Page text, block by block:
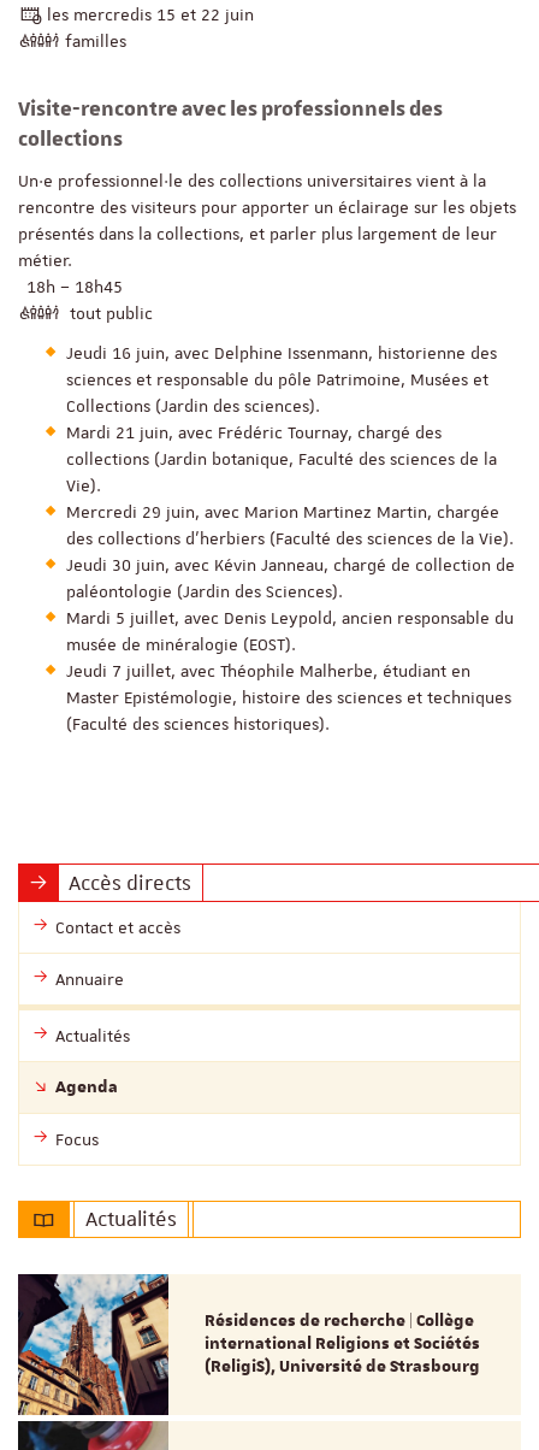
les mercredis 15 et 22 juin
familles
Visite-rencontre avec les professionnels des
collections
Un·e professionnel·le des collections universitaires vient à la
rencontre des visiteurs pour apporter un éclairage sur les objets
présentés dans la collections, et parler plus largement de leur
métier.
18h – 18h45
tout public
Jeudi 16 juin, avec Delphine Issenmann, historienne des
sciences et responsable du pôle Patrimoine, Musées et
Collections (Jardin des sciences).
Mardi 21 juin, avec Frédéric Tournay, chargé des
collections (Jardin botanique, Faculté des sciences de la
Vie).
Mercredi 29 juin, avec Marion Martinez Martin, chargée
des collections d’herbiers (Faculté des sciences de la Vie).
Jeudi 30 juin, avec Kévin Janneau, chargé de collection de
paléontologie (Jardin des Sciences).
Mardi 5 juillet, avec Denis Leypold, ancien responsable du
musée de minéralogie (EOST).
Jeudi 7 juillet, avec Théophile Malherbe, étudiant en
Master Epistémologie, histoire des sciences et techniques
(Faculté des sciences historiques).
Accès directs
Contact et accès
Annuaire
Actualités
Agenda
Focus
Actualités
Résidences de recherche | Collège
international Religions et Sociétés
(ReligiS), Université de Strasbourg